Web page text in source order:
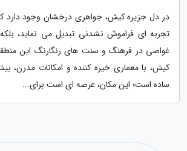
در دل جزیره کیش، جواهری درخشان وجود دارد
تجربه ای فراموش نشدنی تبدیل می نماید،
غواصی در فرهنگ و سنت های رنگارنگ این
کیش، با معماری خیره کننده و امکانات مدرن،
ساده است؛ این مکان، عرصه ای است برای...